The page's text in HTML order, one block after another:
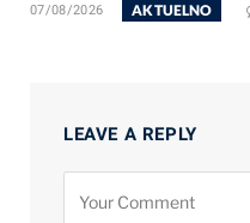
07/08/2026 AKTUELNO
LEAVE A REPLY